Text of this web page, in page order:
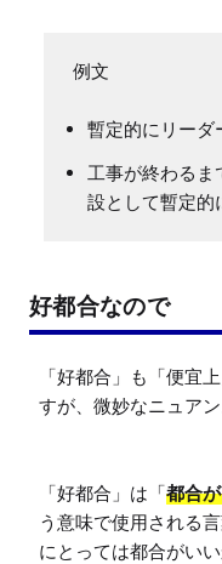
暫定的にリーダ
工事が終わる
設として暫定的
好都合なので
「好都合」も「便宜
すが、微妙なニュアン
「好都合」は「都合
う意味で使用される
にとっては都合がい